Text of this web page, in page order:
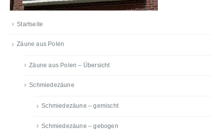
Startseite
Zäune aus Polen
Zäune aus Polen – Übersicht
Schmiedezäune
Schmiedezäune – gemischt
Schmiedezäune – gebogen